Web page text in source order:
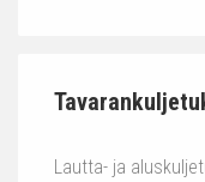
Lautta- ja